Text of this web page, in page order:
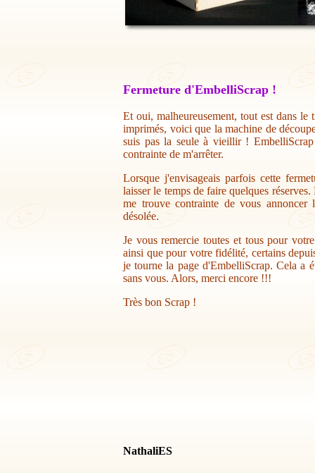
Fermeture d'EmbelliScrap !
Et oui, malheureusement, tout est dans
imprimés, voici que la machine de
suis pas la seule à vieillir !
contrainte de m'arrêter.
Lorsque j'envisageais parfois cette
laisser le temps de faire quelques
me trouve contrainte de vous annoncer
désolée.
Je vous remercie toutes et tous pour
ainsi que pour votre fidélité, certains
je tourne la page d'EmbelliScrap. Cela a
sans vous. Alors, merci encore !!!
Très bon Scrap !
NathaliES